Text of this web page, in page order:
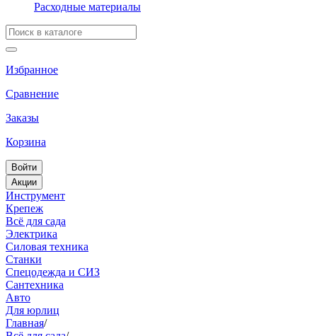
Расходные материалы
Избранное
Сравнение
Заказы
Корзина
Войти
Акции
Инструмент
Крепеж
Всё для сада
Электрика
Силовая техника
Станки
Спецодежда и СИЗ
Сантехника
Авто
Для юрлиц
Главная/